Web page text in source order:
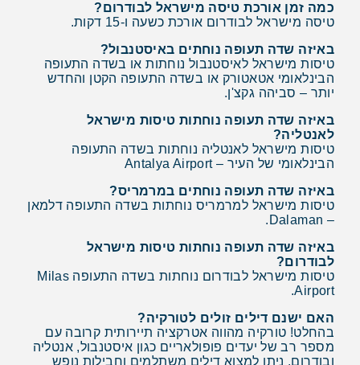
כמה זמן אורכת טיסה מישראל לבודרום?
טיסה מישראל לבודרום אורכת כשעה ו-15 דקות.
באיזה שדה תעופה נוחתים באיסטנבול?
טיסות מישראל לאיסטנבול נוחתות או בשדה התעופה
הבינלאומי אטאטורק או בשדה התעופה הקטן והחדש
יותר – סביהה גקצ'ן.
באיזה שדה תעופה נוחתות טיסות מישראל
לאנטליה?
טיסות מישראל לאנטליה נוחתות בשדה התעופה
הבינלאומי של העיר – Antalya Airport
באיזה שדה תעופה נוחתים במרמריס?
טיסות מישראל למרמריס נוחתות בשדה התעופה דלמאן
– Dalaman.
באיזה שדה תעופה נוחתות טיסות מישראל
לבודרום?
טיסות מישראל לבודרום נוחתות בשדה התעופה Milas
Airport.
האם ישנם דילים זולים לטורקיה?
בהחלט! טורקיה מהווה אטרקציה תיירותית קרובה עם
מספר רב של יעדים פופולאריים כגון איסטנבול, אנטליה
ובודרום. ניתן למצוא דילים משתלמים וחבילות נופש